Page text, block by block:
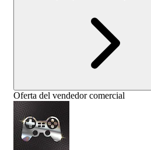
Oferta del vendedor comercial